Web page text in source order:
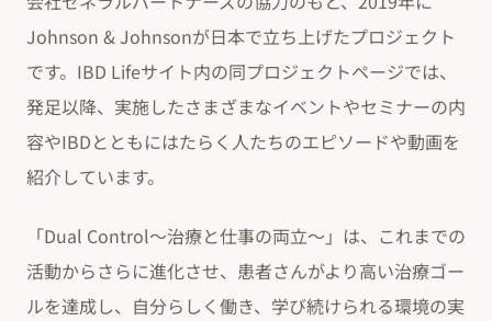
Johnson & Johnsonが日本で立ち上げたプロジェクト
です。IBD Lifeサイト内の同プロジェクトページでは、
発足以降、実施したさまざまなイベントやセミナーの内
容やIBDとともにはたらく人たちのエピソードや動画を
紹介しています。
「Dual Control～治療と仕事の両立～」は、これまでの
活動からさらに進化させ、患者さんがより高い治療ゴー
ルを達成し、自分らしく働き、学び続けられる環境の実